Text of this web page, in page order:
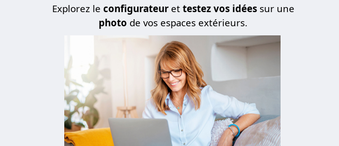
Explorez le configurateuret testez vos idéessur une
photo de vos espaces extérieurs.